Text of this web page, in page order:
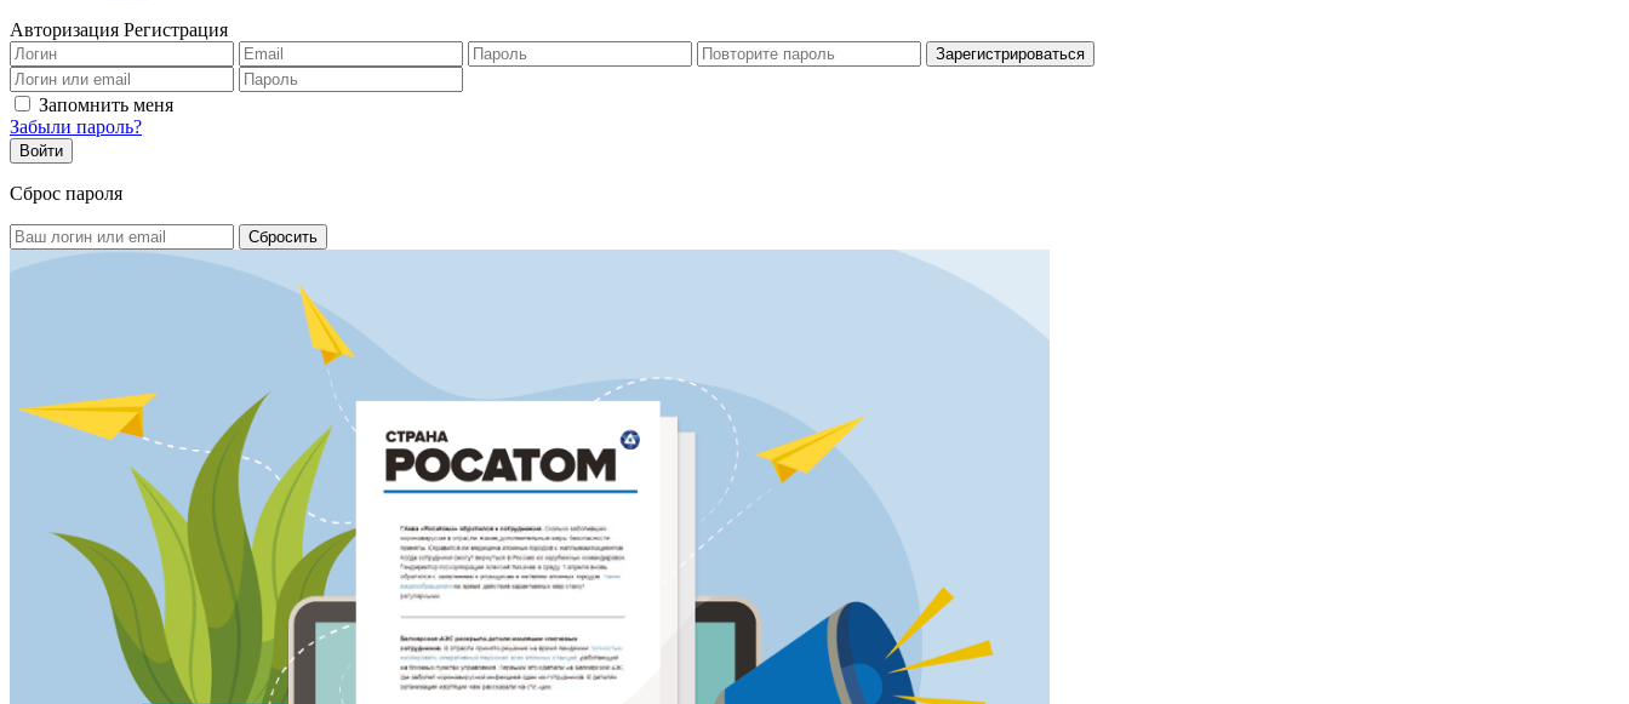
Авторизация Регистрация
Запомнить меня
Забыли пароль?
Сброс пароля